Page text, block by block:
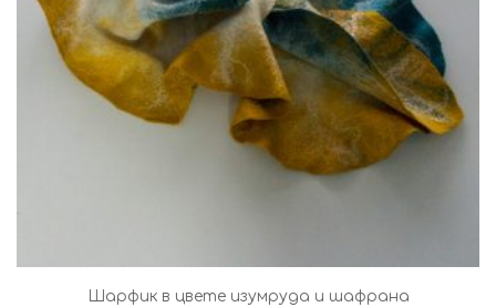
Шарфик в цвете изумруда и шафрана